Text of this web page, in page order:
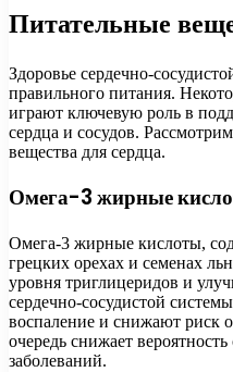
Питательные
Здоровье сердечно-
правильного питания.
играют ключевую роль в
сердца и сосудов.
вещества для сердца.
Омега-3 жирные
Омега-3 жирные кислоты,
грецких орехах и семенах
уровня триглицеридов и
сердечно-сосудистой
воспаление и снижают риск
очередь снижает
заболеваний.